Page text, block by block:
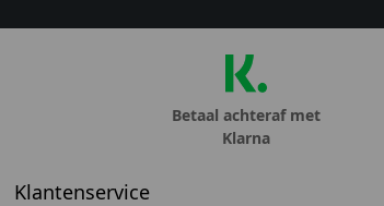
Betaal achteraf met
Klarna
Klantenservice